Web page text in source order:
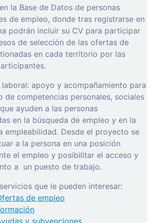
la Base de Datos de personas
de empleo, donde tras registrarse en
podrán incluir su CV para participar
de selección de las ofertas de
en cada territorio por las
apoyo y acompañamiento para
de competencias personales, sociales
ayuden a las personas
en la búsqueda de empleo y en la
empleabilidad. Desde el proyecto se
a la persona en una posición
el empleo y posibilitar el acceso y
a
un puesto de trabajo.
que le pueden interesar:
de empleo